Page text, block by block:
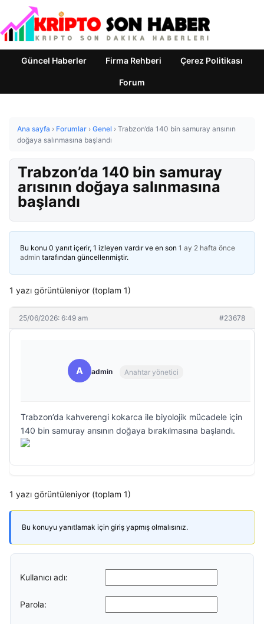
Güncel Haberler Firma Rehberi Çerez Politikası
Forum
Ana sayfa › Forumlar › Genel › Trabzon’da 140 bin samuray arısının
doğaya salınmasına başlandı
Trabzon’da 140 bin samuray
arısının doğaya salınmasına
başlandı
Bu konu 0 yanıt içerir, 1 izleyen vardır ve en son 1 ay 2 hafta önce
admin tarafından güncellenmiştir.
1 yazı görüntüleniyor (toplam 1)
25/06/2026: 6:49 am #23678
A admin Anahtar yönetici
Trabzon’da kahverengi kokarca ile biyolojik mücadele için
140 bin samuray arısının doğaya bırakılmasına başlandı.
1 yazı görüntüleniyor (toplam 1)
Bu konuyu yanıtlamak için giriş yapmış olmalısınız.
Kullanıcı adı:
Parola: